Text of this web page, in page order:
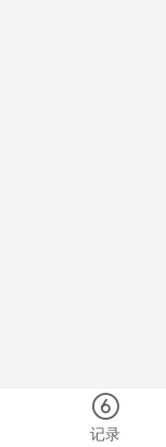
记录